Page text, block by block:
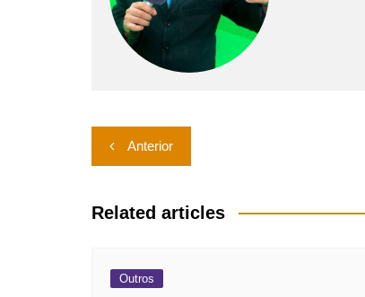
Navegação
de
Post
Anterior
Related articles
Outros